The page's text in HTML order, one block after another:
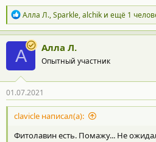
Р
е
а
к
ц
и
и
:
Алла Л.,Sparkle,alchik и ещё 1
А Алла Л.
Опытный участник
01.07.2021
clavicle написал(а):
Фитолавин есть. Помажу... Не